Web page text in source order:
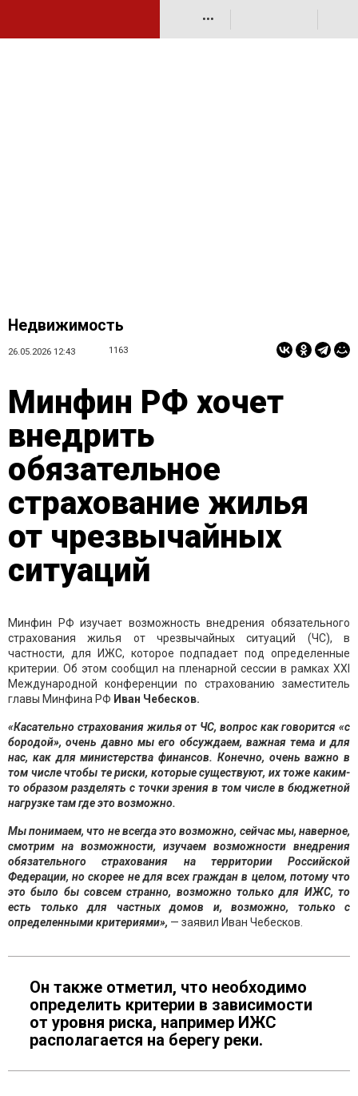
•••
Недвижимость
26.05.2026 12:43 1163
Минфин РФ хочет
внедрить
обязательное
страхование жилья
от чрезвычайных
ситуаций
Минфин РФ изучает возможность внедрения обязательного
страхования жилья от чрезвычайных ситуаций (ЧС), в
частности, для ИЖС, которое подпадает под определенные
критерии. Об этом сообщил на пленарной сессии в рамках XXI
Международной конференции по страхованию заместитель
главы Минфина РФ Иван Чебесков.
«Касательно страхования жилья от ЧС, вопрос как говорится «с
бородой», очень давно мы его обсуждаем, важная тема и для
нас, как для министерства финансов. Конечно, очень важно в
том числе чтобы те риски, которые существуют, их тоже каким-
то образом разделять с точки зрения в том числе в бюджетной
нагрузке там где это возможно.
Мы понимаем, что не всегда это возможно, сейчас мы, наверное,
смотрим на возможности, изучаем возможности внедрения
обязательного страхования на территории Российской
Федерации, но скорее не для всех граждан в целом, потому что
это было бы совсем странно, возможно только для ИЖС, то
есть только для частных домов и, возможно, только с
определенными критериями», — заявил Иван Чебесков.
Он также отметил, что необходимо
определить критерии в зависимости
от уровня риска, например ИЖС
располагается на берегу реки.